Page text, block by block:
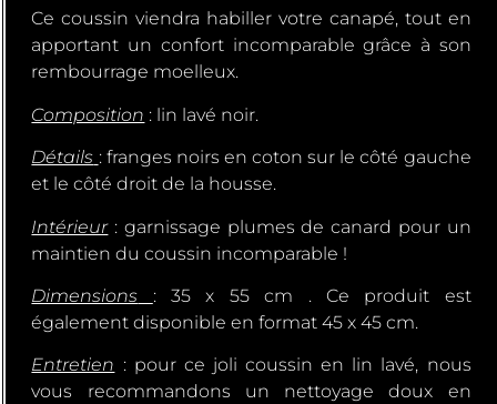
Ce coussin viendra habiller votre canapé, tout en
apportant un confort incomparable grâce à son
rembourrage moelleux.
Composition : lin lavé noir.
Détails : franges noirs en coton sur le côté gauche
et le côté droit de la housse.
Intérieur: garnissage plumes de canard pour un
maintien du coussin incomparable !
Dimensions
: 35 x 55 cm . Ce produit est
également disponible en format 45 x 45 cm.
Entretien : pour ce joli coussin en lin lavé, nous
vous recommandons un nettoyage doux en